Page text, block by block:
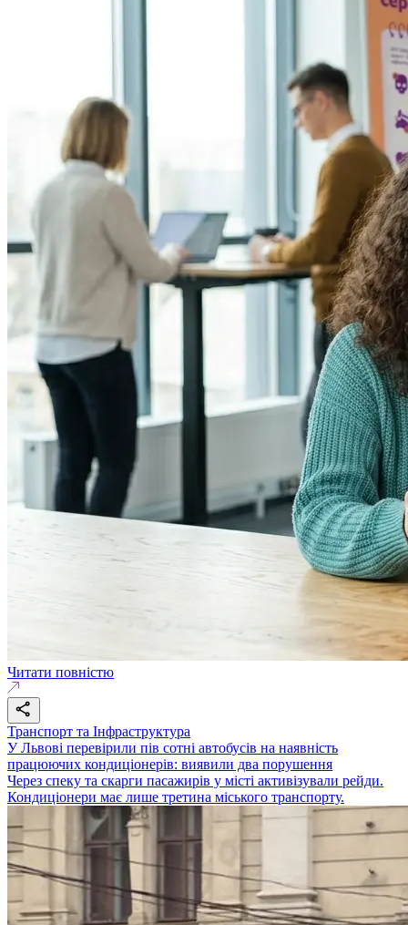
Читати повністю
Транспорт та Інфраструктура
У Львові перевірили пів сотні автобусів на наявність
працюючих кондиціонерів: виявили два порушення
Через спеку та скарги пасажирів у місті активізували рейди.
Кондиціонери має лише третина міського транспорту.